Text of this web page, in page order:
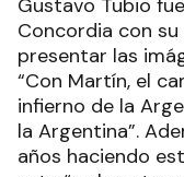
Gustavo Tubio
Concordia con
presentar las
“Con Martín, el
infierno de la
la Argentina”.
años haciendo